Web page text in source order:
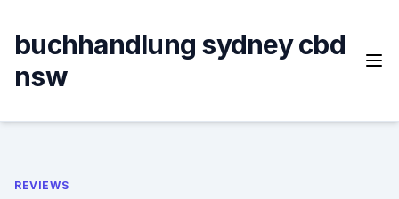
content
buchhandlung sydney cbd
nsw
REVIEWS